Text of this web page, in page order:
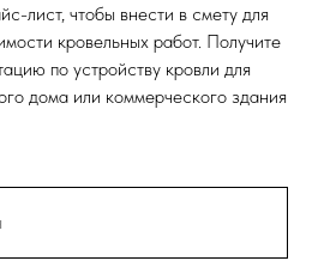
лист, чтобы внести в смету для
кровельных работ. Получите
по устройству кровли для
дома или коммерческого здания